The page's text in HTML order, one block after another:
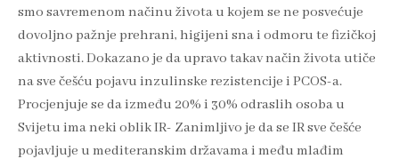
smo savremenom načinu života u kojem se ne posvećuje
dovoljno pažnje prehrani, higijeni sna i odmoru te fizičkoj
aktivnosti. Dokazano je da upravo takav način života utiče
na sve češću pojavu inzulinske rezistencije i PCOS-a.
Procjenjuje se da između 20% i 30% odraslih osoba u
Svijetu ima neki oblik IR- Zanimljivo je da se IR sve češće
pojavljuje u mediteranskim državama i među mlađim